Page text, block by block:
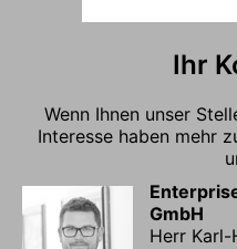
Ihr
Wenn Ihnen unser
Interesse haben mehr
GmbH
Herr Karl-